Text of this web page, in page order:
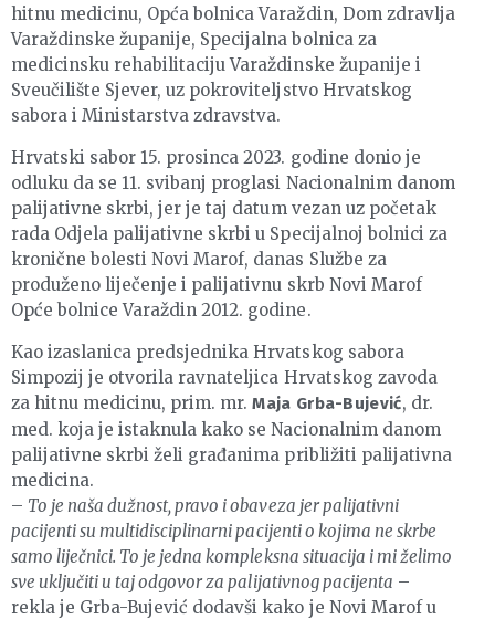
hitnu medicinu, Opća bolnica Varaždin, Dom zdravlja
Varaždinske županije, Specijalna bolnica za
medicinsku rehabilitaciju Varaždinske županije i
Sveučilište Sjever, uz pokroviteljstvo Hrvatskog
sabora i Ministarstva zdravstva.
Hrvatski sabor 15. prosinca 2023. godine donio je
odluku da se 11. svibanj proglasi Nacionalnim danom
palijativne skrbi, jer je taj datum vezan uz početak
rada Odjela palijativne skrbi u Specijalnoj bolnici za
kronične bolesti Novi Marof, danas Službe za
produženo liječenje i palijativnu skrb Novi Marof
Opće bolnice Varaždin 2012. godine.
Kao izaslanica predsjednika Hrvatskog sabora
Simpozij je otvorila ravnateljica Hrvatskog zavoda
za hitnu medicinu, prim. mr.Maja Grba-Bujević, dr.
med. koja je istaknula kako se Nacionalnim danom
palijativne skrbi želi građanima približiti palijativna
medicina.
– To je naša dužnost, pravo i obaveza jer palijativni
pacijenti su multidisciplinarni pacijenti o kojima ne skrbe
samo liječnici. To je jedna kompleksna situacija i mi želimo
sve uključiti u taj odgovor za palijativnog pacijenta –
rekla je Grba-Bujević dodavši kako je Novi Marof u